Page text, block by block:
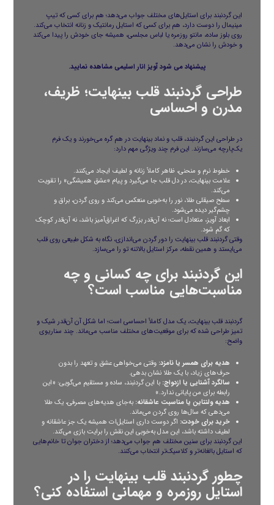
این گردنبند برای استایل‌های مختلف جواب می‌دهد؛ هم برای کسی که تیپ
مینیمال را دوست دارد، هم برای کسی که استایل رمانتیک و زنانه انتخاب می‌کند.
روی بلوز ساده، مانتو روزمره یا لباس مجلسی، همیشه جای خودش را پیدا می‌کند
و خودش را نشان می‌دهد.
پیشنهاد می شودآویز انار اسلیمیمشاهده نمایید.
طراحی گردنبند قلب بینهایت؛ ظریف،
مدرن و احساسی
در طراحی این گردنبند، قلب و نماد بینهایت در هم گره می‌خورند و یک فرم
یک‌پارچه می‌سازند. این فرم چند ویژگی مهم دارد:
خطوط نرم و منحنی، ظاهر کاملاً زنانه و لطیف ایجاد می‌کنند.
علامت بینهایت، در دل قلب جا می‌گیرد و پیام «عشق همیشگی» را تقویت
می‌کند.
سطح صیقلی طلا، نور را به‌خوبی منعکس می‌کند و روی گردن، براق و
چشم‌گیر دیده می‌شود.
ابعاد آویز، متعادل است؛ نه آن‌قدر بزرگ که اغراق‌آمیز باشد، نه آن‌قدر کوچک
که گم شود.
وقتی گردنبند قلب بینهایت را دور گردن می‌اندازی، نگاه به شکل طبیعی روی قلب
می‌ایستد و همین نقطه، مرکز استایل بالاتنه تو را می‌سازد.
این گردنبند برای چه کسانی و چه
مناسبت‌هایی مناسب است؟
گردنبند قلب بینهایت، یک مدل کاملاً احساسی است؛ اما شکل آن آن‌قدر شیک و
تمیز طراحی شده که برای موقعیت‌های مختلف مناسب می‌ماند. چند سناریوی
واضح:
هدیه برای همسر یا نامزد: وقتی می‌خواهی عشق و تعهد را بدون
حرف‌های زیاد، با یک طلا نشان بدهی.
سالگرد آشنایی یا ازدواج: با این گردنبند، ساده و مستقیم می‌گویی: «این
رابطه برای من پایانی ندارد.»
هدیه ولنتاین یا مناسبت عاشقانه: به‌جای هدیه‌های مصرفی، یک طلا
می‌دهی که سال‌ها روی گردن می‌ماند.
خرید برای خودت: اگر دوست داری استایل‌ات همیشه یک جز عاشقانه و
لطیف داشته باشد، این مدل به‌خوبی این نقش را برایت بازی می‌کند.
این گردنبند برای سنین مختلف هم جواب می‌دهد؛ از دختران جوان تا خانم‌هایی
که استایل بالغانه‌تر و کلاسیک‌تر انتخاب می‌کنند.
چطور گردنبند قلب بینهایت را در
استایل روزمره و مهمانی استفاده کنی؟